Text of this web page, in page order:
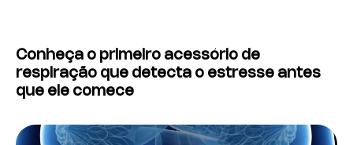
Conheça o primeiro acessório de
respiração que detecta o estresse antes
que ele comece